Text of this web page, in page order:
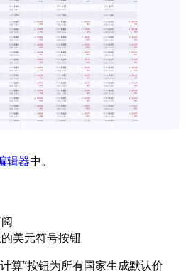
辑器中。
美元符号按钮
算”按钮为所有国家生成默认价